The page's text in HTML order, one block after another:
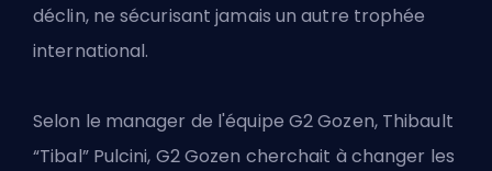
déclin, ne sécurisant jamais un autre trophée
international.
Selon le manager de l'équipe G2 Gozen, Thibault
“Tibal” Pulcini, G2 Gozen cherchait à changer les